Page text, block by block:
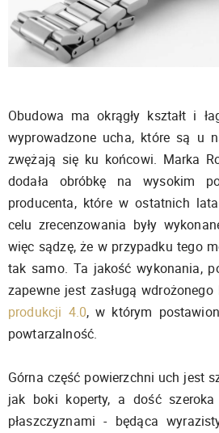
Obudowa ma okrągły kształt i
wyprowadzone ucha, które są u
zwężają się ku końcowi. Marka
dodała obróbkę na wysokim
producenta, które w ostatnich
celu zrecenzowania były
więc sądzę, że w przypadku tego
tak samo. Ta jakość wykonania,
zapewne jest zasługą
produkcji 4.0, w którym
powtarzalność.
Górna część powierzchni uch jest
jak boki koperty, a dość
płaszczyznami - będąca